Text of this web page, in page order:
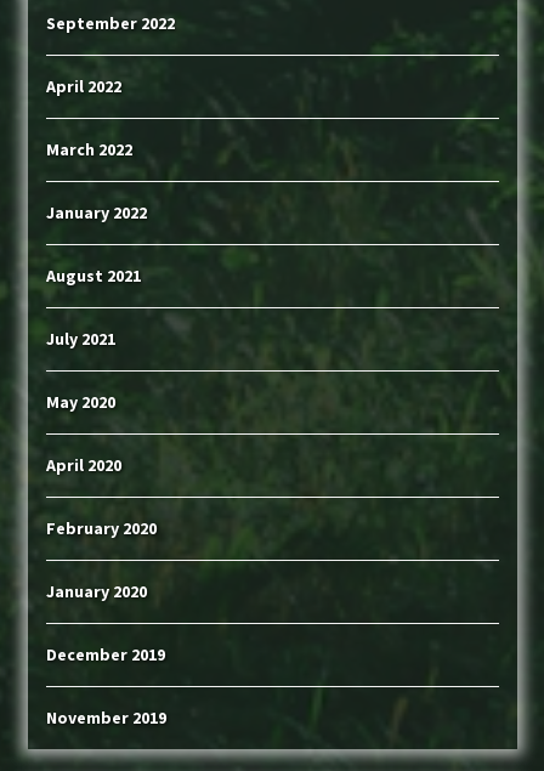
September 2022
April 2022
March 2022
January 2022
August 2021
July 2021
May 2020
April 2020
February 2020
January 2020
December 2019
November 2019